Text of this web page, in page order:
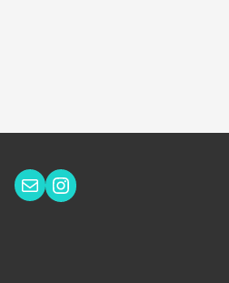
Correo electrónico
Instagram